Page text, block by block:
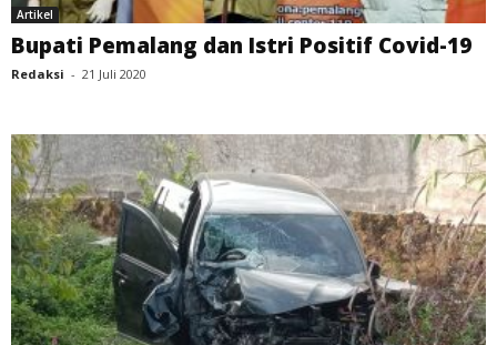
Artikel
Bupati Pemalang dan Istri Positif Covid-19
Redaksi - 21 Juli 2020